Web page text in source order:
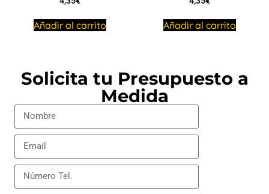
Añadir al carrito Añadir al carrito
Solicita tu Presupuesto a
Medida